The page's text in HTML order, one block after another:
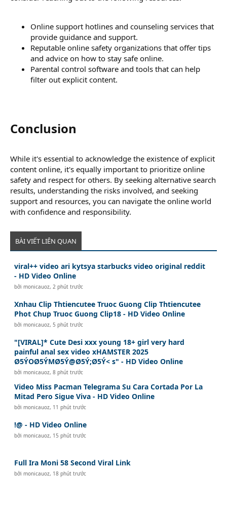
Online support hotlines and counseling services that
provide guidance and support.
Reputable online safety organizations that offer tips
and advice on how to stay safe online.
Parental control software and tools that can help
filter out explicit content.
Conclusion​
While it's essential to acknowledge the existence of explicit
content online, it's equally important to prioritize online
safety and respect for others. By seeking alternative search
results, understanding the risks involved, and seeking
support and resources, you can navigate the online world
with confidence and responsibility.
BÀI VIẾT LIÊN QUAN
viral++ video ari kytsya starbucks video original reddit
- HD Video Online
bởimonicauoz, 2 phút trước
Xnhau Clip Thtiencutee Truoc Guong Clip Thtiencutee
Phot Chup Truoc Guong Clip18 - HD Video Online
bởimonicauoz, 5 phút trước
"[VIRAL]* Cute Desi xxx young 18+ girl very hard
painful anal sex video xHAMSTER 2025
Ø5ÝOØ5ÝMØ5Ý@Ø5Ý;Ø5Ý< s" - HD Video Online
bởimonicauoz,8 phút trước
Video Miss Pacman Telegrama Su Cara Cortada Por La
Mitad Pero Sigue Viva - HD Video Online
bởimonicauoz, 11 phút trước
!@ - HD Video Online
bởimonicauoz, 15 phút trước
Full Ira Moni 58 Second Viral Link
bởimonicauoz, 18 phút trước